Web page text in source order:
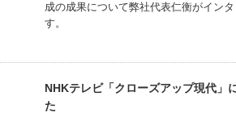
成の成果について弊社代表仁衡がイン
す。
NHKテレビ「クローズアップ現代」
た